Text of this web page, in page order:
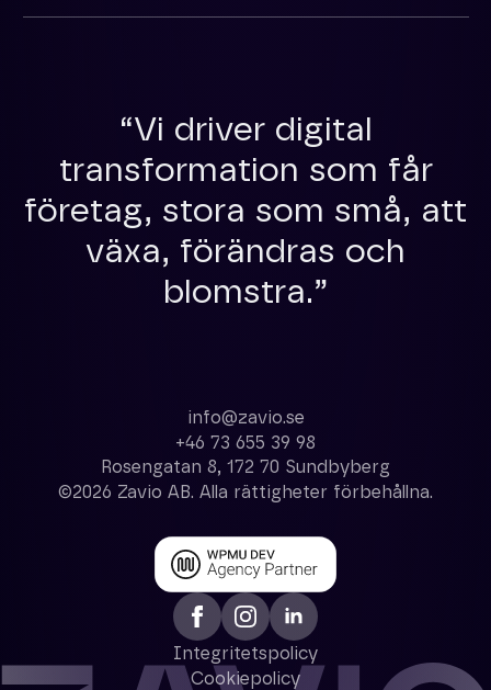
“Vi driver digital
transformation som får
företag, stora som små, att
växa, förändras och
blomstra.”
info@zavio.se
+46 73 655 39 98
Rosengatan 8, 172 70 Sundbyberg
©2026 Zavio AB. Alla rättigheter förbehållna.
Integritetspolicy
Cookiepolicy